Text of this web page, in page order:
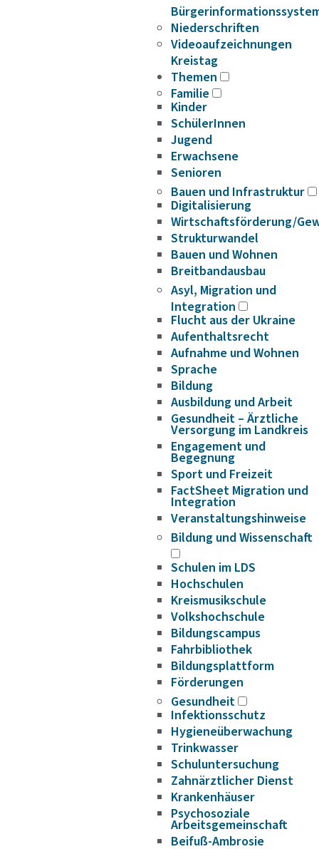
Niederschriften
Videoaufzeichnungen
Kreistag
Themen
Familie
Kinder
SchülerInnen
Jugend
Erwachsene
Senioren
Bauen und Infrastruktur
Digitalisierung
Wirtschaftsförderung/
Strukturwandel
Bauen und Wohnen
Breitbandausbau
Asyl, Migration und
Integration
Flucht aus der Ukraine
Aufenthaltsrecht
Aufnahme und Wohnen
Sprache
Bildung
Ausbildung und Arbeit
Gesundheit – Ärztliche
Versorgung im Landkreis
Engagement und
Begegnung
Sport und Freizeit
FactSheet Migration und
Integration
Veranstaltungshinweise
Bildung und Wissenschaft
Schulen im LDS
Hochschulen
Kreismusikschule
Volkshochschule
Bildungscampus
Fahrbibliothek
Bildungsplattform
Förderungen
Gesundheit
Infektionsschutz
Hygieneüberwachung
Trinkwasser
Schuluntersuchung
Zahnärztlicher Dienst
Krankenhäuser
Psychosoziale
Arbeitsgemeinschaft
Beifuß-Ambrosie